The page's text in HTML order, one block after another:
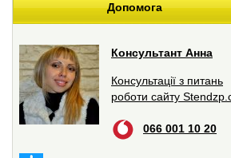
Допомога
Консультант Анна
Консультації з питань
роботи сайту
066 001 10 20